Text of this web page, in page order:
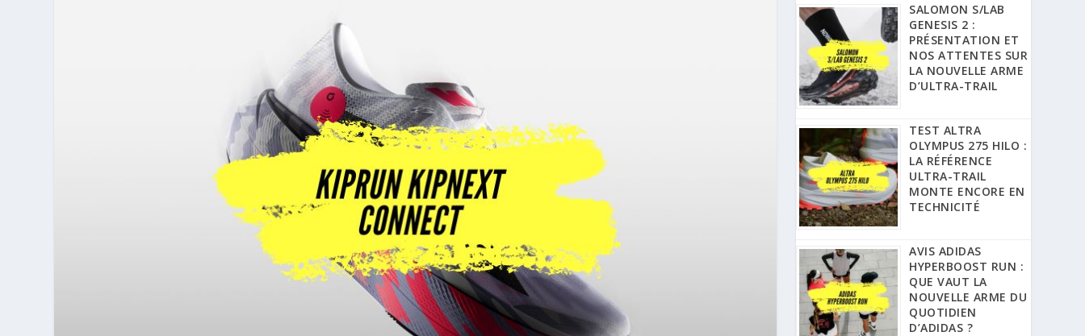
SALOMON S/LAB
GENESIS 2 :
PRÉSENTATION ET
NOS ATTENTES SUR
LA NOUVELLE ARME
D’ULTRA-TRAIL
TEST ALTRA
OLYMPUS 275 HILO :
LA RÉFÉRENCE
ULTRA-TRAIL
MONTE ENCORE EN
TECHNICITÉ
AVIS ADIDAS
HYPERBOOST RUN :
QUE VAUT LA
NOUVELLE ARME DU
QUOTIDIEN
D’ADIDAS ?